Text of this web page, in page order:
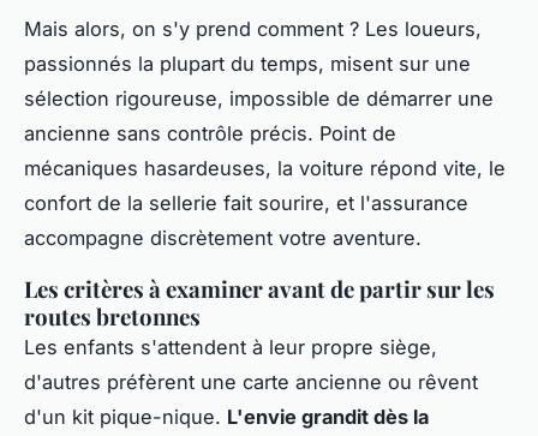
Mais alors, on s'y prend comment ? Les loueurs,
passionnés la plupart du temps, misent sur une
sélection rigoureuse, impossible de démarrer une
ancienne sans contrôle précis. Point de
mécaniques hasardeuses, la voiture répond vite, le
confort de la sellerie fait sourire, et l'assurance
accompagne discrètement votre aventure.
Les critères à examiner avant de partir sur les
routes bretonnes
Les enfants s'attendent à leur propre siège,
d'autres préfèrent une carte ancienne ou rêvent
d'un kit pique-nique. L'envie grandit dès la